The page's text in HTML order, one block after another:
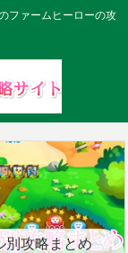
ファームヒーローの攻
別攻略まとめ